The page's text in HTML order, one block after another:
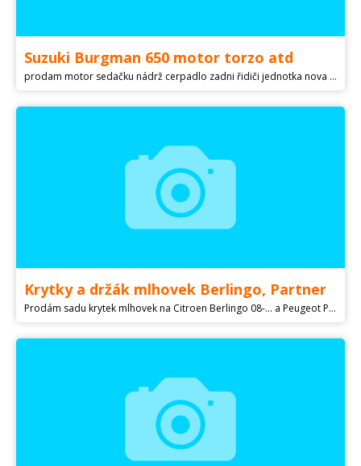
Suzuki Burgman 650 motor torzo atd
prodam motor sedačku nádrž cerpadlo zadni řidiči jednotka nova pneu . v celku nebo po dílech
Krytky a držák mlhovek Berlingo, Partner
Prodám sadu krytek mlhovek na Citroen Berlingo 08-... a Peugeot Partner 08-18 Kód dílu 1613564680 Cena 850 sada A levý držák mlhovky na ty samé vozy Kód dílu 7416j6 Cena 850